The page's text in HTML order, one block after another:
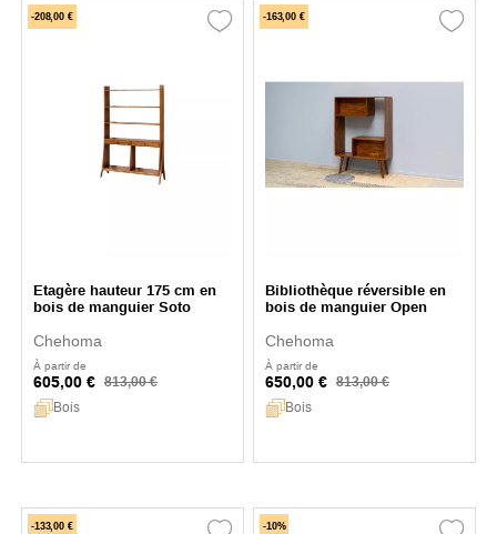
-208,00 €
Etagère hauteur 175 cm en
bois de manguier Soto
Chehoma
À partir de
605,00 € 813,00 €
Bois
-163,00 €
Bibliothèque réversible en
bois de manguier Open
Chehoma
À partir de
650,00 € 813,00 €
Bois
-133,00 € -10%